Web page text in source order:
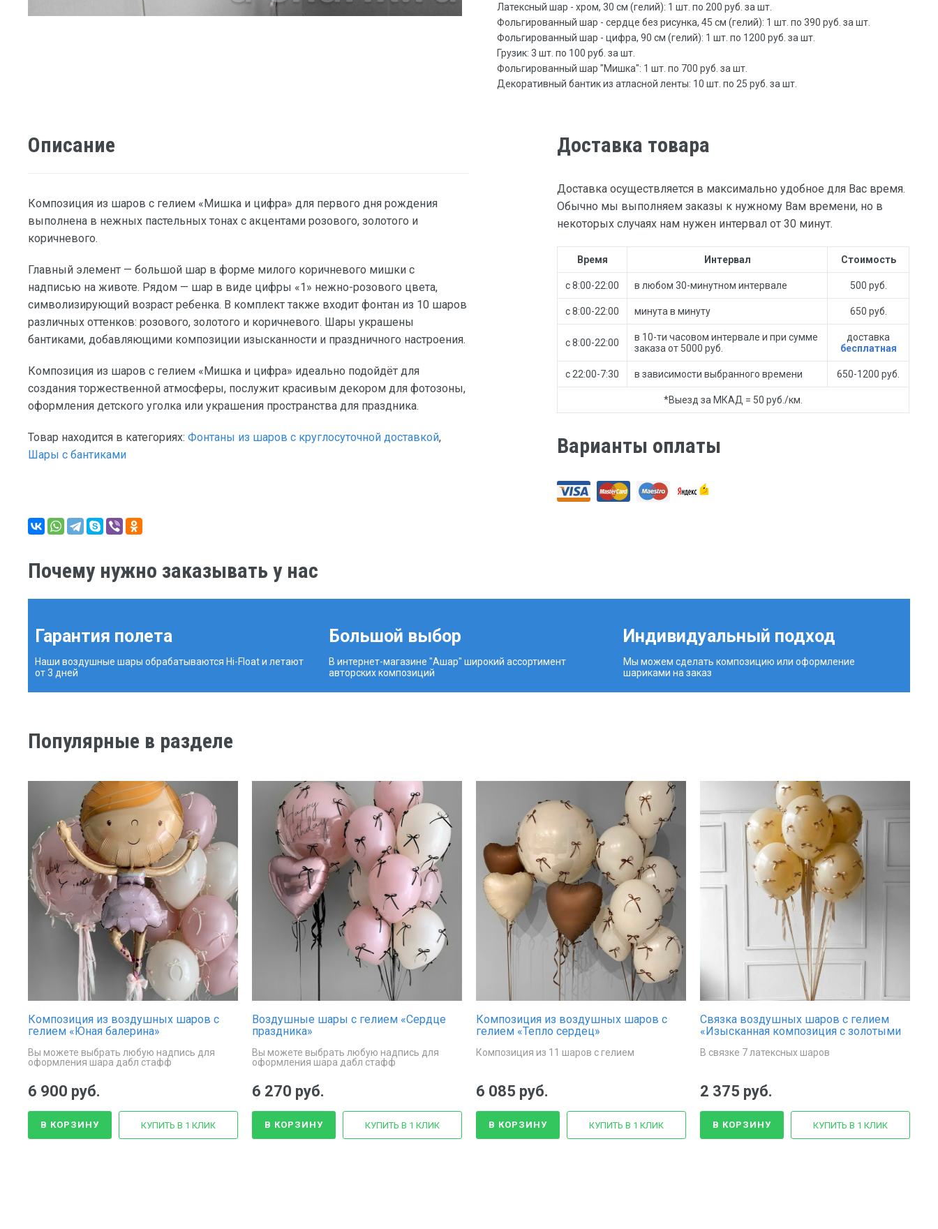
Латексный шар - хром, 30 см (гелий): 1 шт. по 200 руб. за шт.
Фольгированный шар - сердце без рисунка, 45 см (гелий): 1 шт. по 390 руб. за шт.
Фольгированный шар - цифра, 90 см (гелий): 1 шт. по 1200 руб. за шт.
Грузик: 3 шт. по 100 руб. за шт.
Фольгированный шар "Мишка": 1 шт. по 700 руб. за шт.
Декоративный бантик из атласной ленты: 10 шт. по 25 руб. за шт.
Описание
Композиция из шаров с гелием «Мишка и цифра» для первого дня рождения
выполнена в нежных пастельных тонах с акцентами розового, золотого и
коричневого.
Главный элемент — большой шар в форме милого коричневого мишки с
надписью на животе. Рядом — шар в виде цифры «1» нежно-розового цвета,
символизирующий возраст ребенка. В комплект также входит фонтан из 10 шаров
различных оттенков: розового, золотого и коричневого. Шары украшены
бантиками, добавляющими композиции изысканности и праздничного настроения.
Композиция из шаров с гелием «Мишка и цифра» идеально подойдёт для
создания торжественной атмосферы, послужит красивым декором для фотозоны,
оформления детского уголка или украшения пространства для праздника.
Товар находится в категориях: Фонтаны из шаров с круглосуточной доставкой,
Шары с бантиками
Доставка товара
Доставка осуществляется в максимально удобное для Вас время.
Обычно мы выполняем заказы к нужному Вам времени, но в
некоторых случаях нам нужен интервал от 30 минут.
Время Интервал Стоимость
с 8:00-22:00 в любом 30-минутном интервале 500 руб.
с 8:00-22:00 минута в минуту 650 руб.
с 8:00-22:00
в 10-ти часовом интервале и при сумме
заказа от 5000 руб.
доставка
бесплатная
с 22:00-7:30 в зависимости выбранного времени 650-1200 руб.
*Выезд за МКАД = 50 руб./км.
Варианты оплаты
Почему нужно заказывать у нас
Гарантия полета
Наши воздушные шары обрабатываются Hi-Float и летают
от 3 дней
Большой выбор
В интернет-магазине "Ашар" широкий ассортимент
авторских композиций
Индивидуальный подход
Мы можем сделать композицию или оформление
шариками на заказ
Популярные в разделе
Композиция из воздушных шаров с
гелием «Юная балерина»
Вы можете выбрать любую надпись для
оформления шара дабл стафф
6 900 руб.
В КОРЗИНУ КУПИТЬ В 1 КЛИК
Воздушные шары с гелием «Сердце
праздника»
Вы можете выбрать любую надпись для
оформления шара дабл стафф
6 270 руб.
В КОРЗИНУ КУПИТЬ В 1 КЛИК
Композиция из воздушных шаров с
гелием «Тепло сердец»
Композиция из 11 шаров с гелием
6 085 руб.
В КОРЗИНУ КУПИТЬ В 1 КЛИК
Связка воздушных шаров с гелием
«Изысканная композиция с золотыми
В связке 7 латексных шаров
2 375 руб.
В КОРЗИНУ КУПИТЬ В 1 КЛИК